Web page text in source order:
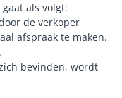
als volgt:
de verkoper
afspraak te maken.
bevinden, wordt